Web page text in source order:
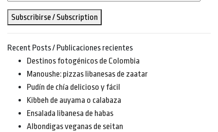
email
Subscribirse / Subscription
Recent Posts / Publicaciones recientes
Destinos fotogénicos de Colombia
Manoushe: pizzas libanesas de zaatar
Pudín de chía delicioso y fácil
Kibbeh de auyama o calabaza
Ensalada libanesa de habas
Albondigas veganas de seitan